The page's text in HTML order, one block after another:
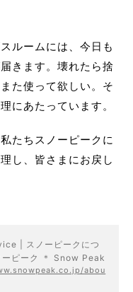
ルームには、今日も
きます。壊れたら捨
た使って欲しい。そ
にあたっています。
たちスノーピークに
し、皆さまにお戻し
| スノーピークにつ
ーピーク ＊ Snow Peak
abou